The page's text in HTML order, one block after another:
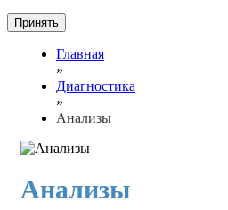
Принять
Главная
»
Диагностика
»
Анализы
Анализы